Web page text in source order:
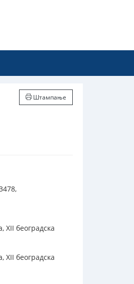
Штампање
београдска
београдска